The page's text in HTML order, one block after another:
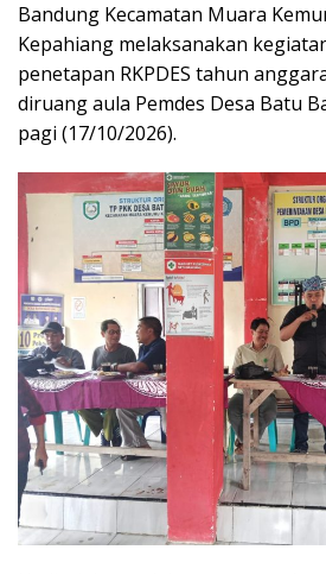
Bandung Kecamatan Muara
Kepahiang melaksanakan
penetapan RKPDES tahun
diruang aula Pemdes Desa Batu
pagi (17/10/2026).